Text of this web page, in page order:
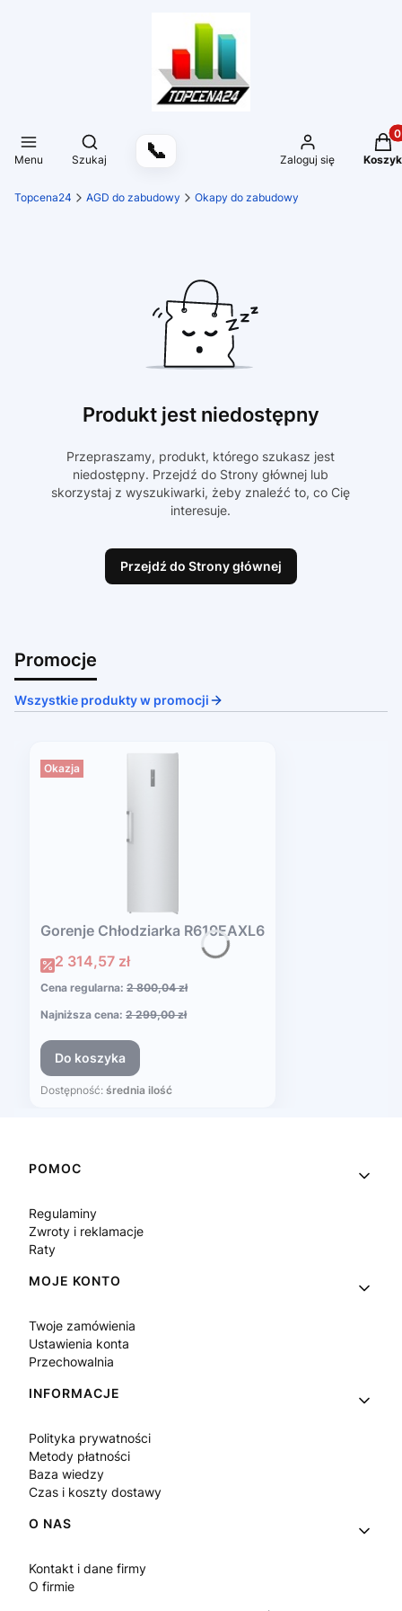
Menu
Otwórz wyszukiwarkę
Szukaj 📞 Zaloguj się Koszyk
Topcena24 AGD do zabudowy Okapy do zabudowy
Produkt jest niedostępny
Przepraszamy, produkt, którego szukasz jest
niedostępny. Przejdź do Strony głównej lub
skorzystaj z wyszukiwarki, żeby znaleźć to, co Cię
interesuje.
Przejdź do Strony głównej
Promocje
Wszystkie produkty w promocji
Okazja
Gorenje Chłodziarka R619EAXL6
Cena promocyjna
2 314,57 zł
Cena regularna: 2 800,04 zł
Najniższa cena: 2 299,00 zł
Do koszyka
Dostępność: średnia ilość
Linki w stopce
POMOC
Regulaminy
Zwroty i reklamacje
Raty
MOJE KONTO
Twoje zamówienia
Ustawienia konta
Przechowalnia
INFORMACJE
Polityka prywatności
Metody płatności
Baza wiedzy
Czas i koszty dostawy
O NAS
Kontakt i dane firmy
O firmie